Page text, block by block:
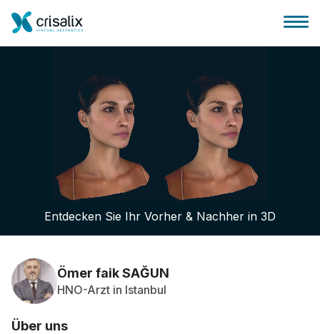
Startseite für Chirurgen
3D-Business-Plattform
Pläne
Bewertungen von Patienten
Entdecken Sie Ihr Vorher & Nachher in 3D
Ömer faik SAĞUN
HNO-Arzt in Istanbul
Über uns